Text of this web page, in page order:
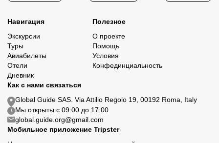
Навигация
Экскурсии
Туры
Авиабилеты
Отели
Дневник
Полезное
О проекте
Помощь
Условия
Конфединциальность
Как с нами связаться
Global Guide SAS. Via Attilio Regolo 19, 00192 Roma, Italy
Мы открыты с 09:00 до 17:00
global.guide.org@gmail.com
Мобильное приложение Tripster